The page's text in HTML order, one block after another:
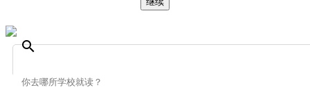
search